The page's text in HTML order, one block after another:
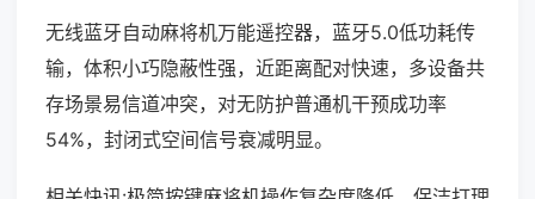
无线蓝牙自动麻将机万能遥控器，蓝牙5.0低功耗传
输，体积小巧隐蔽性强，近距离配对快速，多设备共
存场景易信道冲突，对无防护普通机干预成功率
54%，封闭式空间信号衰减明显。